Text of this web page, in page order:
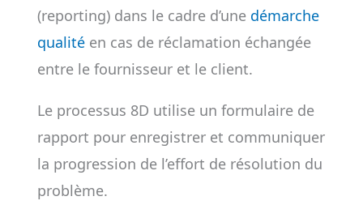
(reporting) dans le cadre d’une démarche
qualitéen cas de réclamation échangée
entre le fournisseur et le client.
Le processus 8D utilise un formulaire de
rapport pour enregistrer et communiquer
la progression de l’effort de résolution du
problème.